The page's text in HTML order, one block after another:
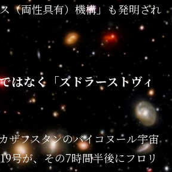
（両性具有）機構」も発明され
はなく「ズドラーストヴィ
ザフスタンのバイコヌール宇宙
号が、その7時間半後にフロリ